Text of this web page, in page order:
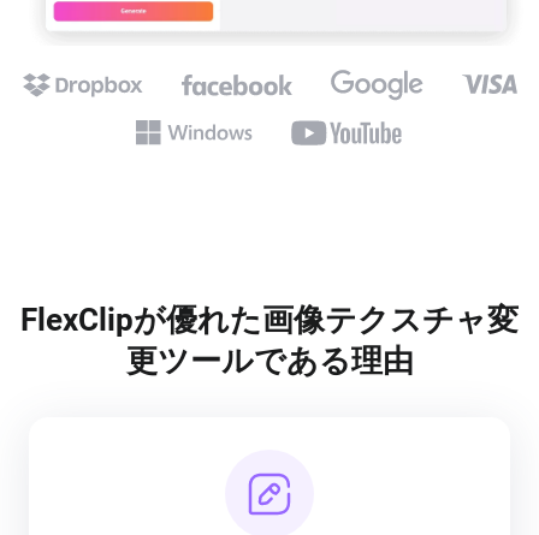
FlexClipが優れた画像テクスチャ変
更ツールである理由